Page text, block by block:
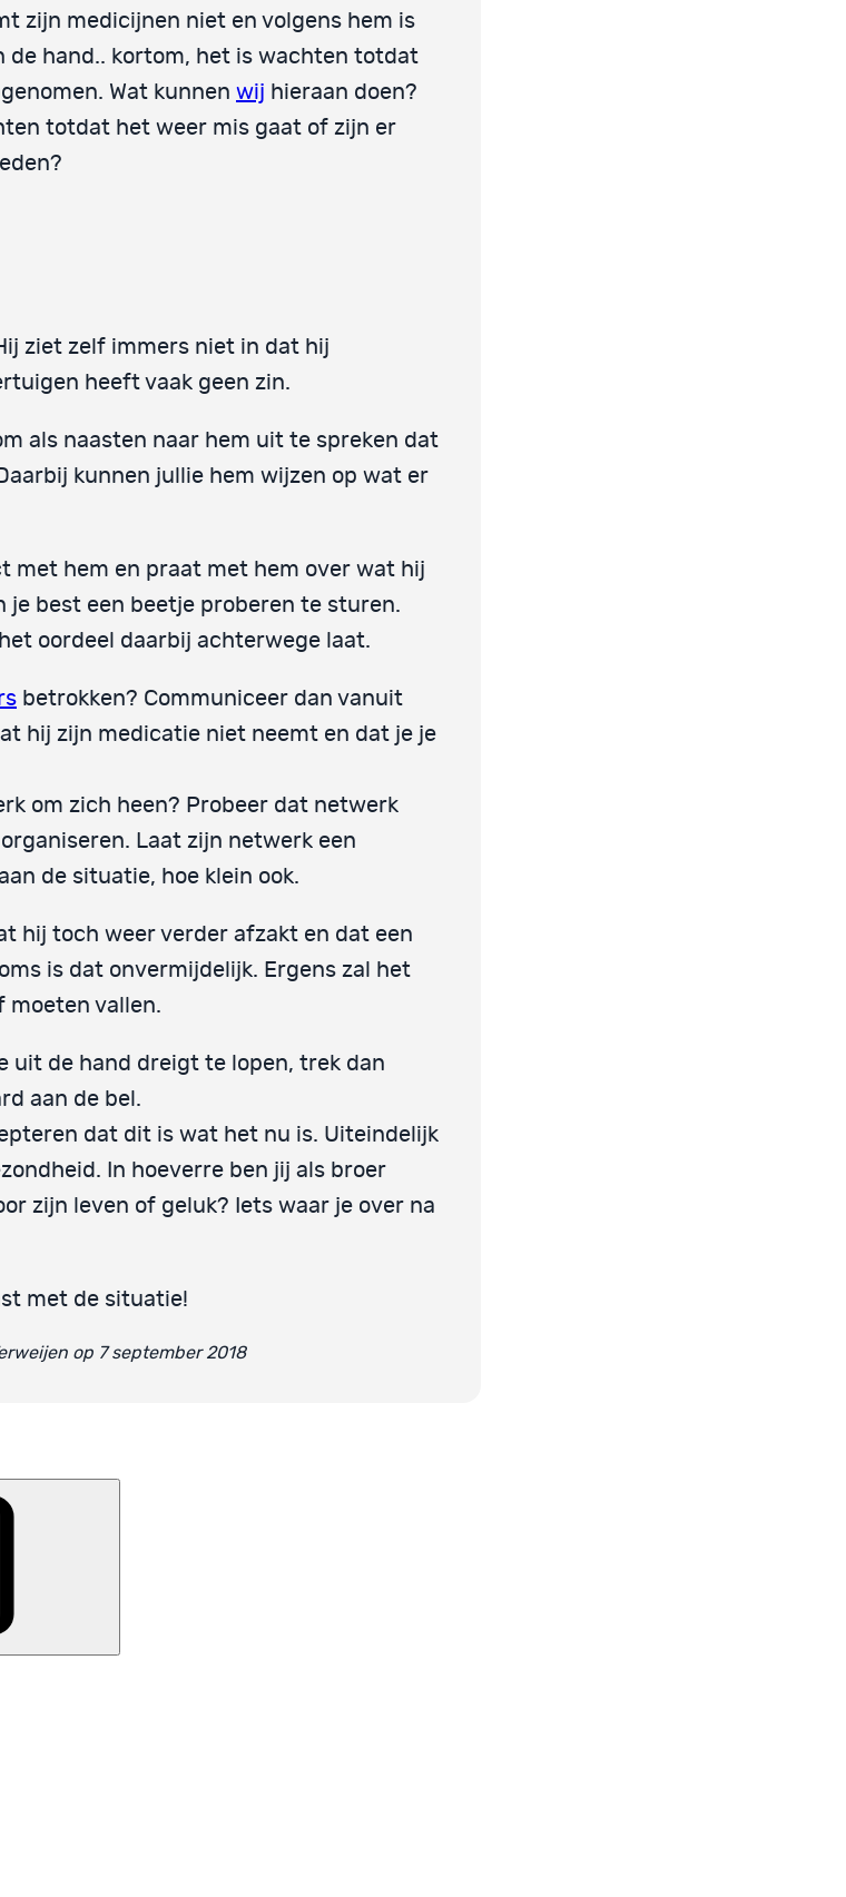
zijn medicijnen niet en volgens hem is
de hand.. kortom, het is wachten totdat
Wat kunnen wij hieraan doen?
totdat het weer mis gaat of zijn er
ziet zelf immers niet in dat hij
heeft vaak geen zin.
als naasten naar hem uit te spreken dat
kunnen jullie hem wijzen op wat er
met hem en praat met hem over wat hij
je best een beetje proberen te sturen.
oordeel daarbij achterwege laat.
betrokken? Communiceer dan vanuit
hij zijn medicatie niet neemt en dat je je
om zich heen? Probeer dat netwerk
Laat zijn netwerk een
de situatie, hoe klein ook.
hij toch weer verder afzakt en dat een
is dat onvermijdelijk. Ergens zal het
moeten vallen.
uit de hand dreigt te lopen, trek dan
aan de bel.
dat dit is wat het nu is. Uiteindelijk
In hoeverre ben jij als broer
zijn leven of geluk? Iets waar je over na
met de situatie!
op 7 september 2018